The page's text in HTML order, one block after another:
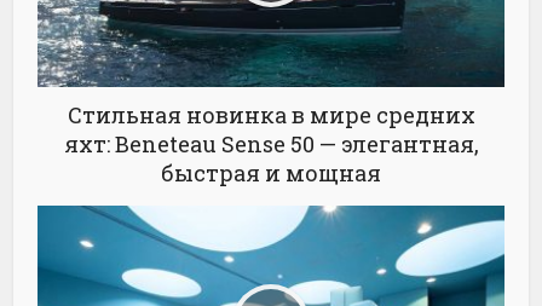
Стильная новинка в мире средних
яхт: Beneteau Sense 50 — элегантная,
быстрая и мощная